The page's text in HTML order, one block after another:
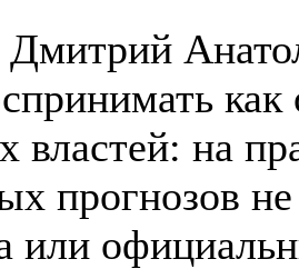
властей: на
прогнозов
или